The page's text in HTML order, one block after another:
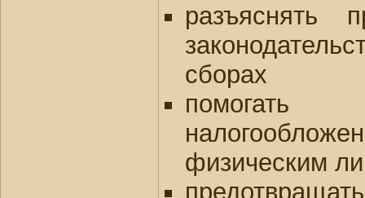
разъяснять
сборах
помогать
физическим